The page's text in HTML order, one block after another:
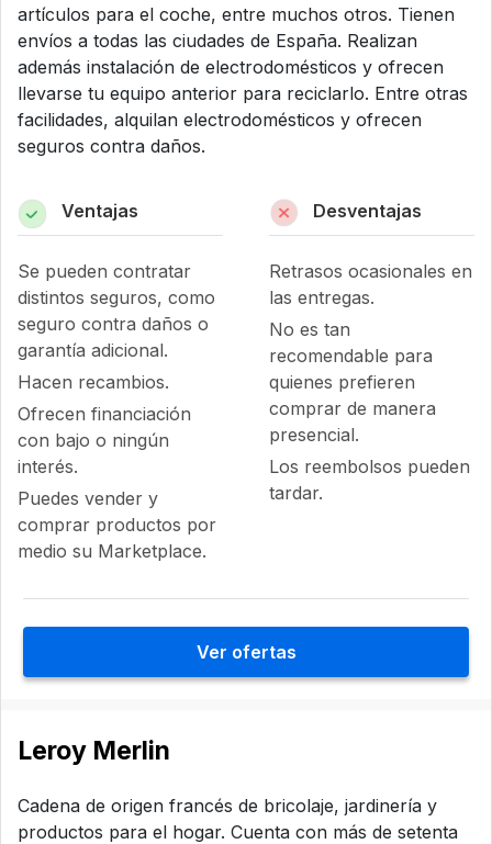
artículos para el coche, entre muchos otros. Tienen
envíos a todas las ciudades de España. Realizan
además instalación de electrodomésticos y ofrecen
llevarse tu equipo anterior para reciclarlo. Entre otras
facilidades, alquilan electrodomésticos y ofrecen
seguros contra daños.
Ventajas
Se pueden contratar
distintos seguros, como
seguro contra daños o
garantía adicional.
Hacen recambios.
Ofrecen financiación
con bajo o ningún
interés.
Puedes vender y
comprar productos por
medio su Marketplace.
Desventajas
Retrasos ocasionales en
las entregas.
No es tan
recomendable para
quienes prefieren
comprar de manera
presencial.
Los reembolsos pueden
tardar.
Ver ofertas
Leroy Merlin
Cadena de origen francés de bricolaje, jardinería y
productos para el hogar. Cuenta con más de setenta